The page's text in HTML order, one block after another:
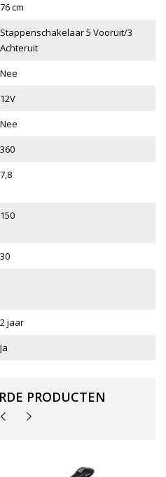
76 cm
Stappenschakelaar 5 Vooruit/3
Achteruit
Nee
12V
Nee
360
7,8
150
30
2 jaar
Ja
PRODUCTEN